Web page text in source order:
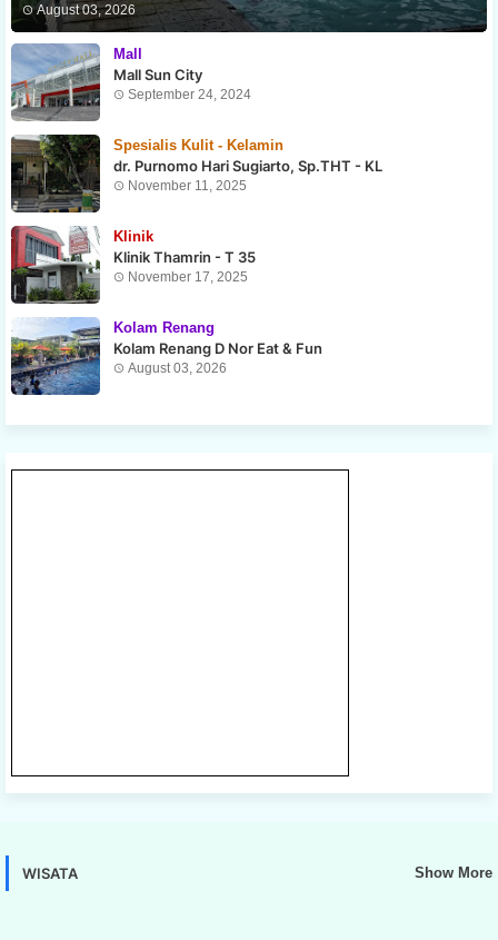
August 03, 2026
Mall
Mall Sun City
September 24, 2024
Spesialis Kulit - Kelamin
dr. Purnomo Hari Sugiarto, Sp.THT - KL
November 11, 2025
Klinik
Klinik Thamrin - T 35
November 17, 2025
Kolam Renang
Kolam Renang D Nor Eat & Fun
August 03, 2026
WISATA Show More